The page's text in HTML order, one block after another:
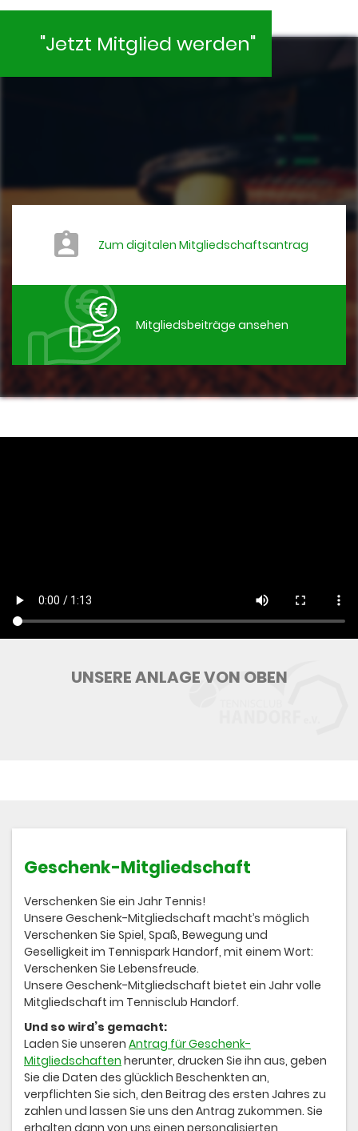
"Jetzt Mitglied werden"
Zum digitalen Mitgliedschaftsantrag
Mitgliedsbeiträge ansehen
UNSERE ANLAGE VON OBEN
Geschenk-Mitgliedschaft
Verschenken Sie ein Jahr Tennis!
Unsere Geschenk-Mitgliedschaft macht’s möglich
Verschenken Sie Spiel, Spaß, Bewegung und
Geselligkeit im Tennispark Handorf, mit einem Wort:
Verschenken Sie Lebensfreude.
Unsere Geschenk-Mitgliedschaft bietet ein Jahr volle
Mitgliedschaft im Tennisclub Handorf.
Und so wird’s gemacht:
Laden Sie unseren Antrag für Geschenk-
Mitgliedschaften herunter, drucken Sie ihn aus, geben
Sie die Daten des glücklich Beschenkten an,
verpflichten Sie sich, den Beitrag des ersten Jahres zu
zahlen und lassen Sie uns den Antrag zukommen. Sie